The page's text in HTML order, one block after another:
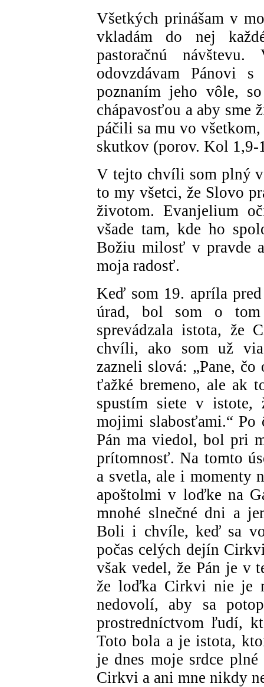
Všetkých prinášam v
vkladám do nej
pastoračnú
odovzdávam Pánovi
poznaním jeho vôle,
chápavosťou a aby sme
páčili sa mu vo
skutkov (porov. Kol 1,9-
V tejto chvíli som plný
to my všetci, že Slovo
životom. Evanjelium
všade tam, kde ho
Božiu milosť v pravde
moja radosť.
Keď som 19. apríla
úrad, bol som o tom
sprevádzala istota, že
chvíli, ako som už
zazneli slová: „Pane, čo
ťažké bremeno, ale ak
spustím siete v
mojimi slabosťami.“ Po
Pán ma viedol, bol pri
prítomnosť. Na tomto
a svetla, ale i momenty
apoštolmi v loďke na
mnohé slnečné dni a
Boli i chvíle, keď sa
počas celých dejín
však vedel, že Pán je v
že loďka Cirkvi nie je
nedovolí, aby sa
prostredníctvom ľudí,
Toto bola a je istota,
je dnes moje srdce
Cirkvi a ani mne nikdy